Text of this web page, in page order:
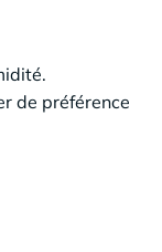
de préférence